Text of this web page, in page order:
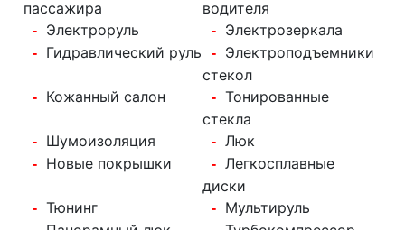
пассажира
водителя
- Электроруль - Электрозеркала
- Гидравлический руль -
Электроподъемники
стекол
- Кожанный салон - Тонированные
стекла
- Шумоизоляция - Люк
- Новые покрышки - Легкосплавные
диски
- Тюнинг - Мультируль